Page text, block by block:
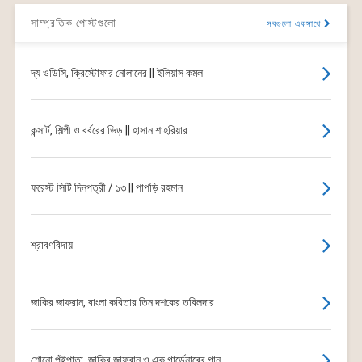
সাম্প্রতিক পোস্টগুলো সবগুলো একসাথে
দ্য ওডিসি, ক্রিস্টোফার নোলানের || ইলিয়াস কমল
কন্সার্ট, শিল্পী ও বর্বরের ভিড় || হাসান শাহরিয়ার
ফরেস্ট সিটি দিনপত্রী / ১৩ || পাপড়ি রহমান
শ্রাবণবিদায়
জাকির জাফরান, বাংলা কবিতার তিন দশকের তবিলদার